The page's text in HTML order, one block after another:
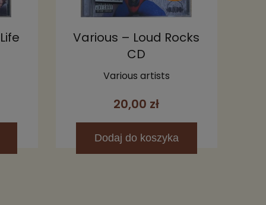
Various – Loud Rocks
CD
Various artists
20,00 zł
Dodaj do koszyka